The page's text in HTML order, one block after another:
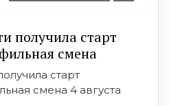
получила старт
смена
старт
смена 4 августа